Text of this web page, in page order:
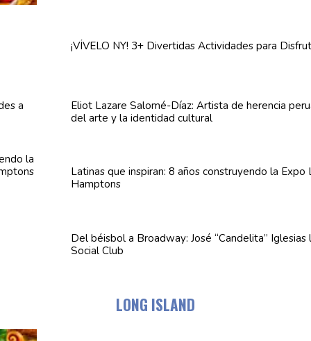
¡VÍVELO NY! 3+ Divertidas Actividadespara
Eliot Lazare Salomé-Díaz: Artista de herencia
del arte y la identidad cultural
Latinas que inspiran: 8 años construyendo la Expo
Hamptons
Del béisbol a Broadway: José “Candelita” Iglesias
Social Club
LONG ISLAND